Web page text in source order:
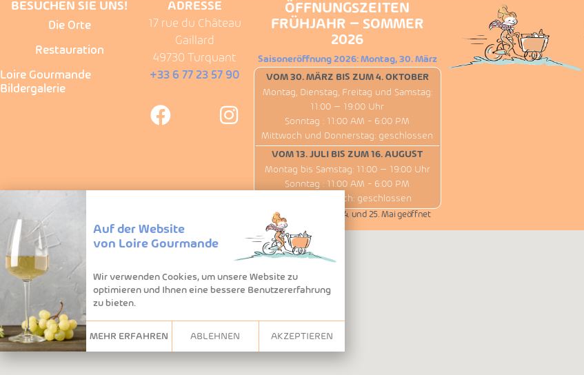
Auf der Website
von Loire Gourmande
Wir verwenden Cookies, um unsere Website zu
optimieren und Ihnen eine bessere Benutzererfahrung
zu bieten.
MEHR ERFAHREN ABLEHNEN AKZEPTIEREN
BESUCHEN SIE UNS!
Die Orte
Restauration
Loire Gourmande
Bildergalerie
ADRESSE
17 rue du Château
Gaillard
49730 Turquant
+33 6 77 23 57 90
ÖFFNUNGSZEITEN
FRÜHJAHR – SOMMER
2026
Saisoneröffnung 2026: Montag, 30. März
VOM 30. MÄRZ BIS ZUM 4. OKTOBER
Montag, Dienstag, Freitag und Samstag:
11:00 – 19:00 Uhr
Sonntag : 11:00 AM - 6:00 PM
Mittwoch und Donnerstag: geschlossen
VOM 13. JULI BIS ZUM 16. AUGUST
Montag bis Samstag: 11:00 – 19:00 Uhr
Sonntag : 11:00 AM - 6:00 PM
Außer Mittwoch: geschlossen
Wir haben am 1., 8., 14. und 25. Mai geöffnet